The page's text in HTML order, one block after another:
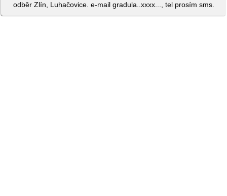
odběr Zlín, Luhačovice. e-mail gradula..xxxx..., tel prosím sms.